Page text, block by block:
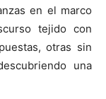
en el marco
tejido con
otras sin
una